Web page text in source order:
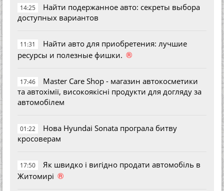
14:25
Найти подержанное авто: секреты выбора
доступных вариантов
11:31
Найти авто для приобретения: лучшие
ресурсы и полезные фишки. ®
17:46
Master Care Shop - магазин автокосметики
та автохімії, високоякісні продукти для догляду за
автомобілем
01:22
Нова Hyundai Sonata програла битву
кросоверам
17:50
Як швидко і вигідно продати автомобіль в
Житомирі ®